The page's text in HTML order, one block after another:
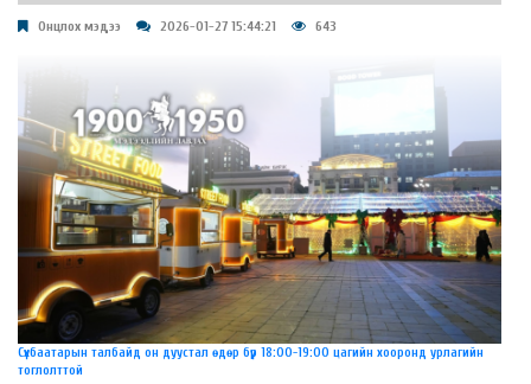
Онцлох мэдээ 2026-01-27 15:44:21 643
Сүхбаатарын талбайд он дуустал өдөр бүр 18:00-19:00 цагийн хооронд урлагийн
тоглолттой